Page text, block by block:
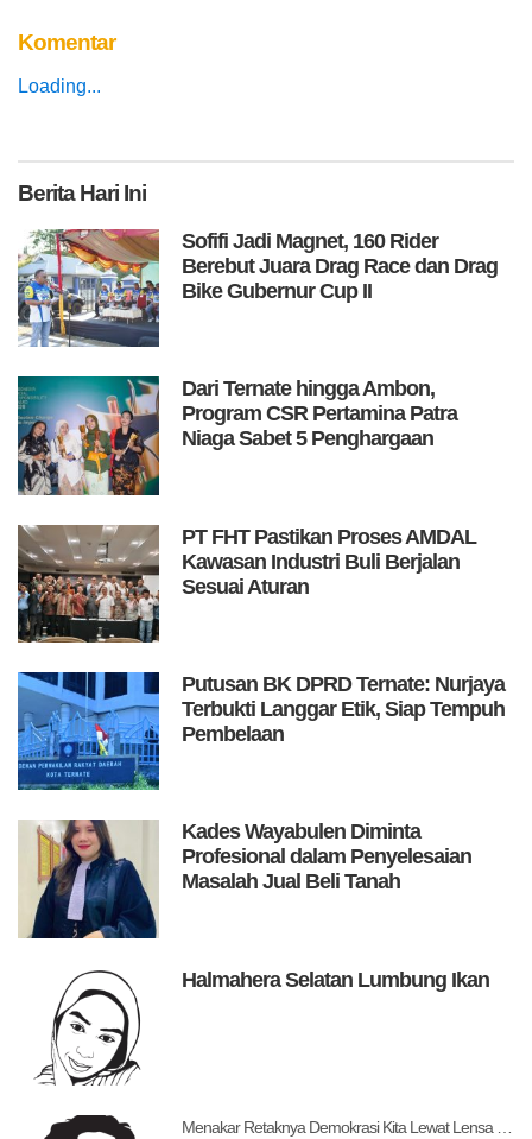
Komentar
Loading...
BeritaHari Ini
Sofifi Jadi Magnet, 160 Rider
Berebut Juara Drag Race dan Drag
Bike Gubernur Cup II
Dari Ternate hingga Ambon,
Program CSR Pertamina Patra
Niaga Sabet 5 Penghargaan
PT FHT Pastikan Proses AMDAL
Kawasan Industri Buli Berjalan
Sesuai Aturan
Putusan BK DPRD Ternate: Nurjaya
Terbukti Langgar Etik, Siap Tempuh
Pembelaan
Kades Wayabulen Diminta
Profesional dalam Penyelesaian
Masalah Jual Beli Tanah
Halmahera Selatan Lumbung Ikan
Menakar Retaknya Demokrasi Kita Lewat Lensa Levitsky dan Ziblatt